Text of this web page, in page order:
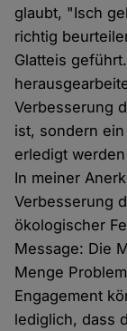
glaubt, "Isch
richtig
Glatteis
Verbesserung
ist, sondern
erledigt
In meiner
Verbesserung
ökologischer
Message: Die
Menge
Engagement
lediglich, dass